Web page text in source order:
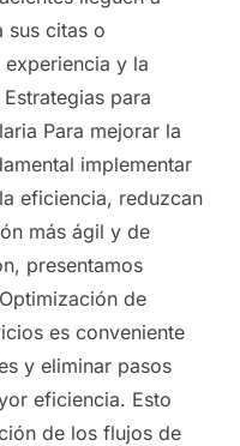
sus citas o
y la
para
Para mejorar la
implementar
eficiencia, reduzcan
más ágil y de
presentamos
de
es conveniente
y eliminar pasos
eficiencia. Esto
de los flujos de